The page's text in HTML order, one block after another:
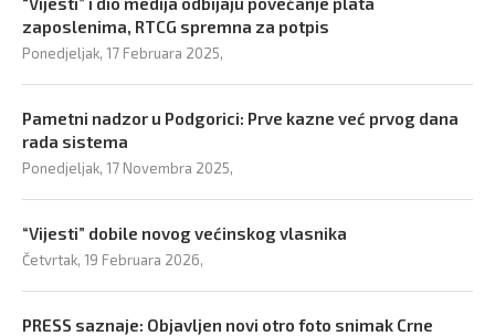
zaposlenima, RTCG spremna za potpis
Ponedjeljak, 17 Februara 2025,
Pametni nadzor u Podgorici: Prve kazne već prvog dana
rada sistema
Ponedjeljak, 17 Novembra 2025,
“Vijesti” dobile novog većinskog vlasnika
Četvrtak, 19 Februara 2026,
PRESS saznaje: Objavljen novi otro foto snimak Crne